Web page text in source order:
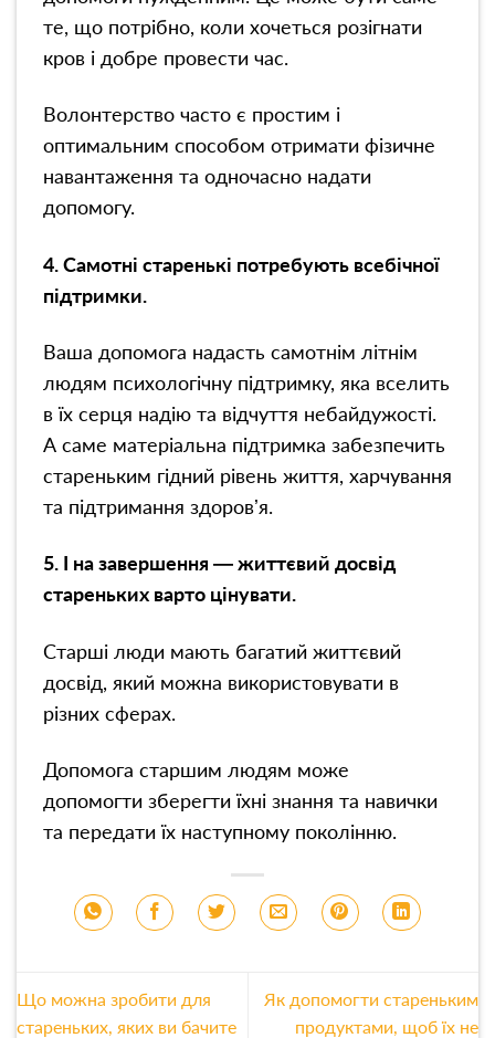
те, що потрібно, коли хочеться розігнати
кров і добре провести час.
Волонтерство часто є простим і
оптимальним способом отримати фізичне
навантаження та одночасно надати
допомогу.
4. Самотні старенькі потребують всебічної
підтримки.
Ваша допомога надасть самотнім літнім
людям психологічну підтримку, яка вселить
в їх серця надію та відчуття небайдужості.
А саме матеріальна підтримка забезпечить
стареньким гідний рівень життя, харчування
та підтримання здоровʼя.
5. І на завершення — життєвий досвід
стареньких варто цінувати.
Старші люди мають багатий життєвий
досвід, який можна використовувати в
різних сферах.
Допомога старшим людям може
допомогти зберегти їхні знання та навички
та передати їх наступному поколінню.
Що можна зробити для
стареньких, яких ви бачите
Як допомогти стареньким
продуктами, щоб їх не